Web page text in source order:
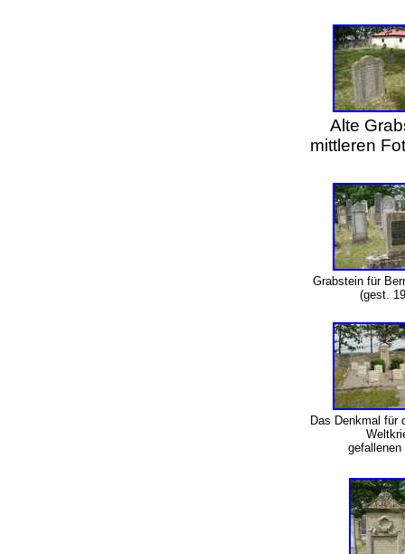
Alte
mittleren
Grabstein für
(gest.
Das Denkmal für
gefallenen